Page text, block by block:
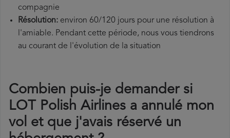
compagnie
Résolution: environ 60/120 jours pour une résolution à
l'amiable. Pendant cette période, nous vous tiendrons
au courant de l'évolution de la situation
Combien puis-je demander si
LOT Polish Airlines a annulé mon
vol et que j'avais réservé un